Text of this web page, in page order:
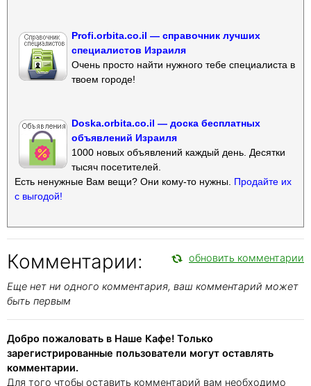
Profi.orbita.co.il — справочник лучших
специалистов Израиля
Очень просто найти нужного тебе специалиста в
твоем городе!
Doska.orbita.co.il — доска бесплатных
объявлений Израиля
1000 новых объявлений каждый день. Десятки
тысяч посетителей.
Есть ненужные Вам вещи? Они кому-то нужны. Продайте их
с выгодой!
Комментарии: обновить комментарии
Еще нет ни одного комментария, ваш комментарий может
быть первым
Добро пожаловать в Наше Кафе! Только
зарегистрированные пользователи могут оставлять
комментарии.
Для того чтобы оставить комментарий вам необходимо